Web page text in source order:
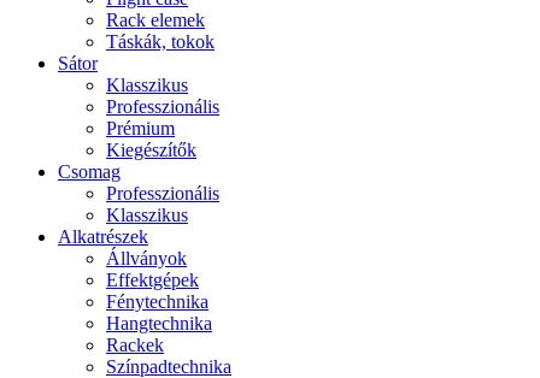
Rack elemek
Táskák, tokok
Sátor
Klasszikus
Professzionális
Prémium
Kiegészítők
Csomag
Professzionális
Klasszikus
Alkatrészek
Állványok
Effektgépek
Fénytechnika
Hangtechnika
Rackek
Színpadtechnika